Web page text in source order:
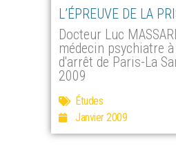
L’ÉPREUVE DE LA
Docteur Luc
médecin psychiatre
d'arrêt de Paris-La
2009
Études
Janvier 2009